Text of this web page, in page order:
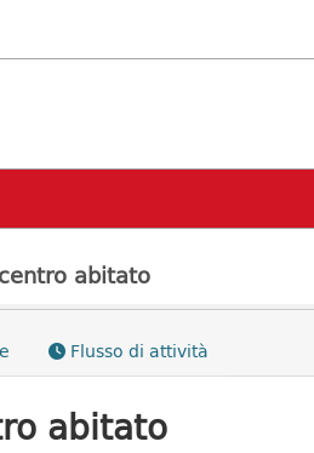
abitato
Flusso di attività
abitato